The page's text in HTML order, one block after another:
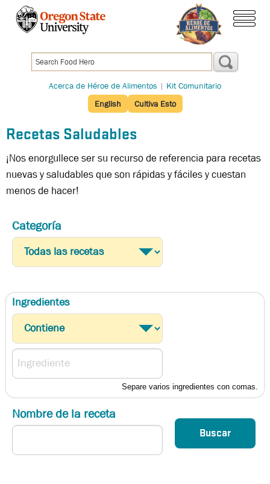
Pasar
principal
Acerca de Héroe de Alimentos | Kit Comunitario
English
Cultiva Esto
Recetas Saludables
¡Nos enorgullece ser su recurso de referencia para recetas
nuevas y saludables que son rápidas y fáciles y cuestan
menos de hacer!
Categoría
Ingredientes
Separe varios ingredientes con comas.
Nombre de la receta